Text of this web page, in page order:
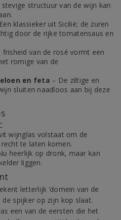
stevige structuur van de wijn kan
klassieker uit Sicilië; de zuren
door de rijke tomatensaus en
frisheid van de rosé vormt een
romige van de
en feta – De ziltige en
sluiten naadloos aan bij deze
wijnglas volstaat om de
te laten komen.
heerlijk op dronk, maar kan
liggen.
letterlijk ‘domein van de
de spijker op zijn kop slaat.
een van de eersten die het